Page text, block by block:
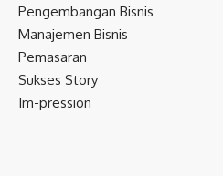
Pengembangan Bisnis
Manajemen Bisnis
Pemasaran
Sukses Story
Im-pression